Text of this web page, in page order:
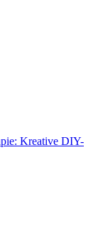
Kreative DIY-